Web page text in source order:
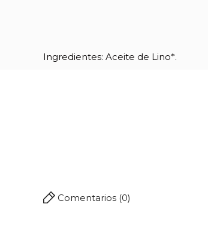
Ingredientes: Aceite de Lino*.
Comentarios (0)